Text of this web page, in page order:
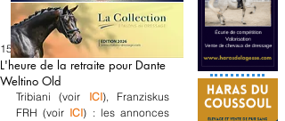
L'heure de la retraite pour Dante
Weltino Old
15 déc. 2024
Tribiani (voir ICI), Franziskus
FRH (voir ICI) : les annonces